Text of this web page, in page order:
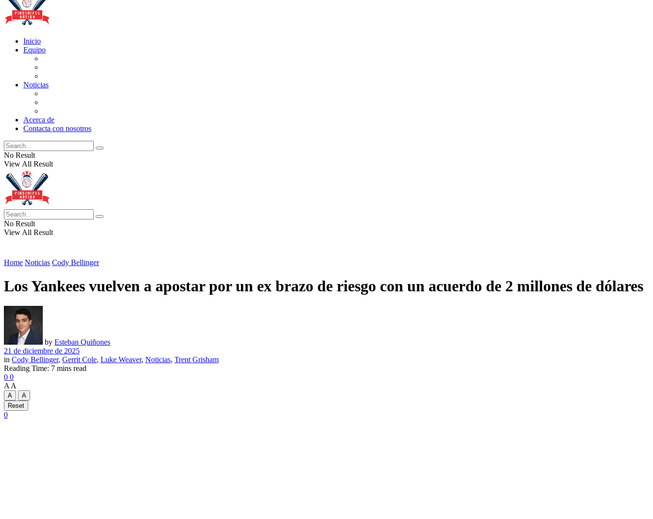
Inicio
Equipo
Noticias
Acerca de
Contacta con nosotros
No Result
View All Result
No Result
View All Result
Home Noticias Cody Bellinger
Los Yankees vuelven a apostar por un ex brazo de riesgo con un acuerdo de 2 millones de dólares
by Esteban Quiñones
21 de diciembre de 2025
in Cody Bellinger, Gerrit Cole, Luke Weaver, Noticias, Trent Grisham
Reading Time: 7 mins read
0 0
A A
A
A
Reset
0